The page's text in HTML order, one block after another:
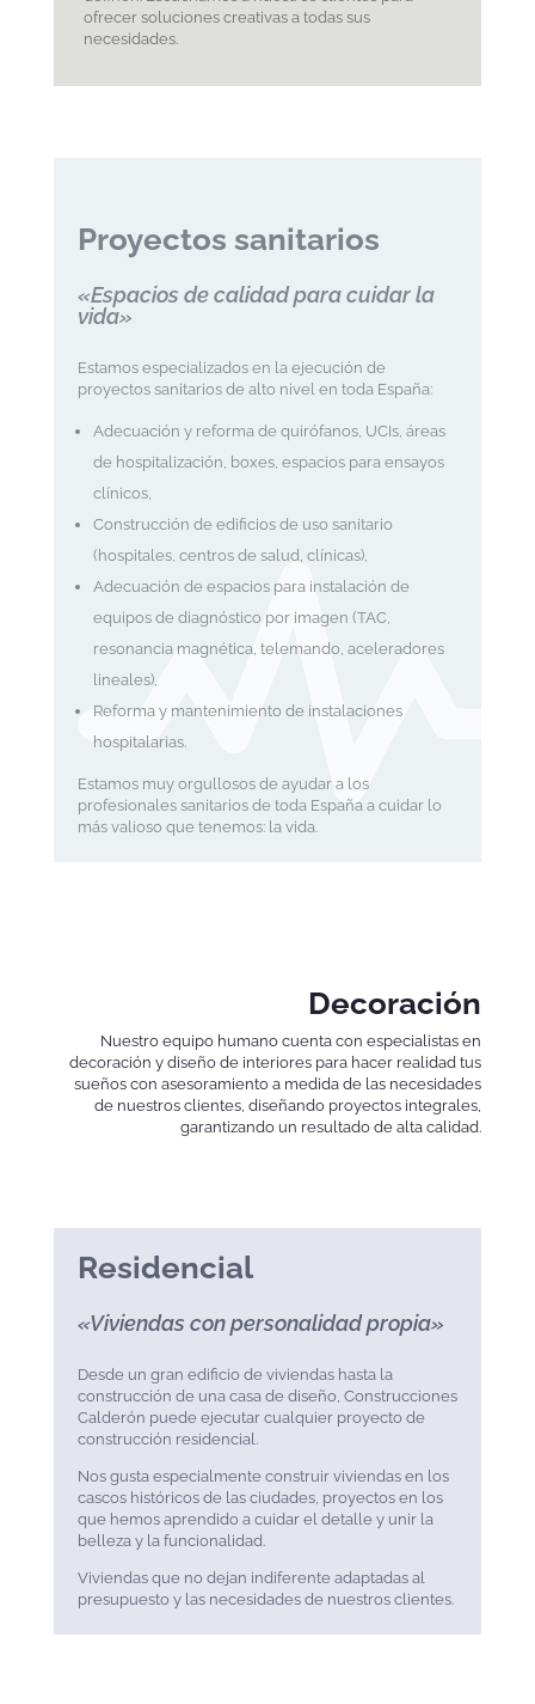
ofrecer soluciones creativas a todas sus
necesidades.
Proyectos sanitarios
«Espacios de calidad para cuidar la
vida»
Estamos especializados en la ejecución de
proyectos sanitarios de alto nivel en toda España:
Adecuación y reforma de quirófanos, UCIs, áreas
de hospitalización, boxes, espacios para ensayos
clínicos,
Construcción de edificios de uso sanitario
(hospitales, centros de salud, clínicas),
Adecuación de espacios para instalación de
equipos de diagnóstico por imagen (TAC,
resonancia magnética, telemando, aceleradores
lineales),
Reforma y mantenimiento de instalaciones
hospitalarias.
Estamos muy orgullosos de ayudar a los
profesionales sanitarios de toda España a cuidar lo
más valioso que tenemos: la vida.
Decoración
Nuestro equipo humano cuenta con especialistas en
decoración y diseño de interiores para hacer realidad tus
sueños con asesoramiento a medida de las necesidades
de nuestros clientes, diseñando proyectos integrales,
garantizando un resultado de alta calidad.
Residencial
«Viviendas con personalidad propia»
Desde un gran edificio de viviendas hasta la
construcción de una casa de diseño, Construcciones
Calderón puede ejecutar cualquier proyecto de
construcción residencial.
Nos gusta especialmente construir viviendas en los
cascos históricos de las ciudades, proyectos en los
que hemos aprendido a cuidar el detalle y unir la
belleza y la funcionalidad.
Viviendas que no dejan indiferente adaptadas al
presupuesto y las necesidades de nuestros clientes.